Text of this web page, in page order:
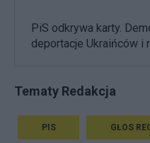
PiS odkrywa karty.
deportacje Ukraińców i
Tematy Redakcja
PIS GŁOS